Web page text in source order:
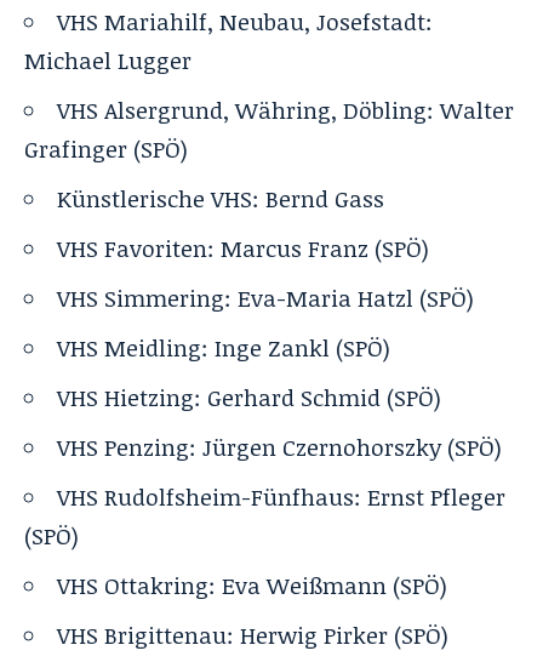
VHS Mariahilf, Neubau, Josefstadt:
Michael Lugger
VHS Alsergrund, Währing, Döbling:Walter
Grafinger (SPÖ)
Künstlerische VHS: Bernd Gass
VHS Favoriten: Marcus Franz (SPÖ)
VHS Simmering: Eva-Maria Hatzl (SPÖ)
VHS Meidling: Inge Zankl (SPÖ)
VHS Hietzing: Gerhard Schmid (SPÖ)
VHS Penzing: Jürgen Czernohorszky(SPÖ)
VHS Rudolfsheim-Fünfhaus: Ernst Pfleger
(SPÖ)
VHS Ottakring: Eva Weißmann (SPÖ)
VHS Brigittenau: Herwig Pirker (SPÖ)